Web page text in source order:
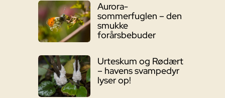
Aurora-
sommerfuglen – den
smukke
forårsbebuder
Urteskum og Rødært
– havens svampedyr
lyser op!